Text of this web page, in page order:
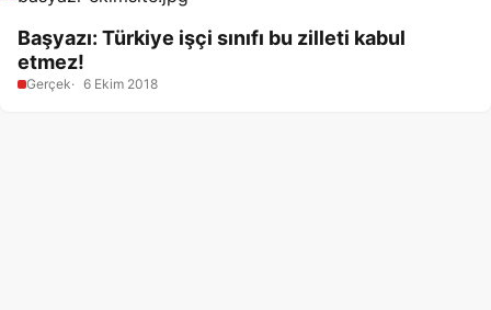
Başyazı: Türkiye işçi sınıfı bu zilleti kabul
etmez!
Gerçek 6 Ekim 2018